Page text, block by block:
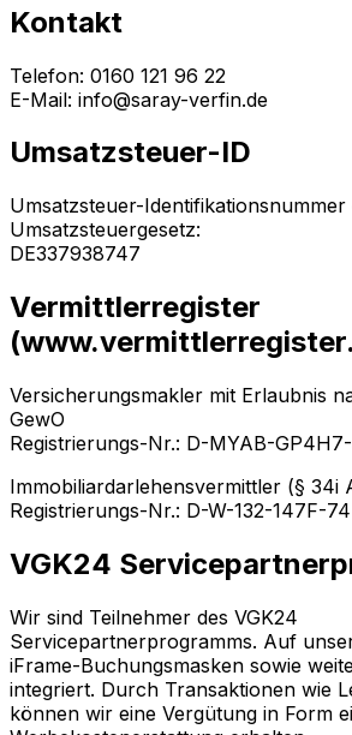
Kontakt
Telefon: 0160 121 96 22
E-Mail: info@saray-verfin.de
Umsatzsteuer-ID
Umsatzsteuer-Identifikationsnummer
Umsatzsteuergesetz:
DE337938747
Vermittlerregister
Versicherungsmakler mit Erlaubnis
GewO
Registrierungs-Nr.: D-MYAB-
Immobiliardarlehensvermittler (§ 34i
Registrierungs-Nr.: D-W-132-147F-74
VGK24
Wir sind Teilnehmer des VGK24
Servicepartnerprogramms. Auf
iFrame-Buchungsmasken sowie
integriert. Durch Transaktionen wie
können wir eine Vergütung in Form